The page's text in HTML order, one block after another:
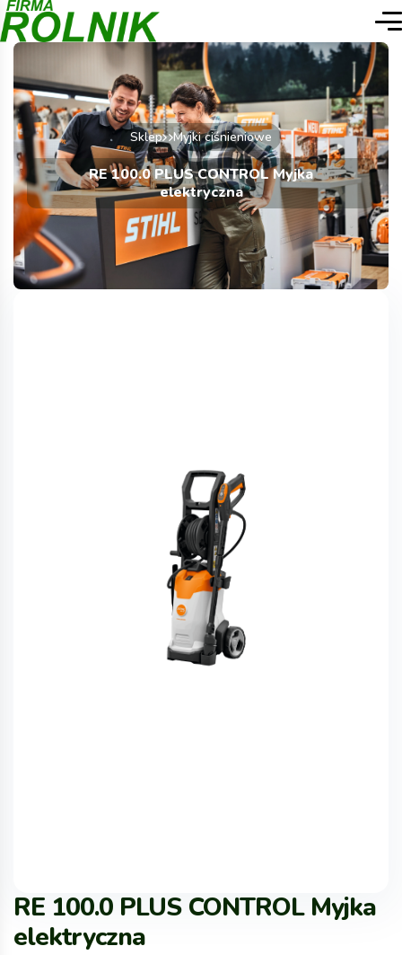
Sklep Myjki ciśnieniowe
RE 100.0 PLUS CONTROL Myjka
elektryczna
RE 100.0 PLUS CONTROL Myjka
elektryczna